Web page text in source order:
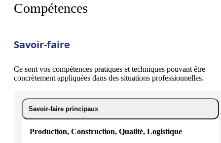
Compétences
Savoir-faire
Ce sont vos compétences pratiques et techniques pouvant être
concrètement appliquées dans des situations professionnelles.
Savoir-faire principaux
Production, Construction, Qualité, Logistique